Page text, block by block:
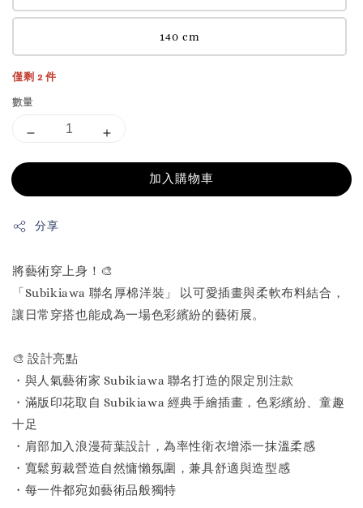
140 cm
僅剩 2 件
數量
加入購物車
分享
將藝術穿上身！🎨
「Subikiawa 聯名厚棉洋裝」 以可愛插畫與柔軟布料結合，
讓日常穿搭也能成為一場色彩繽紛的藝術展。
🎨 設計亮點
・與人氣藝術家 Subikiawa 聯名打造的限定別注款
・滿版印花取自 Subikiawa 經典手繪插畫，色彩繽紛、童趣
十足
・肩部加入浪漫荷葉設計，為率性衛衣增添一抹溫柔感
・寬鬆剪裁營造自然慵懶氛圍，兼具舒適與造型感
・每一件都宛如藝術品般獨特